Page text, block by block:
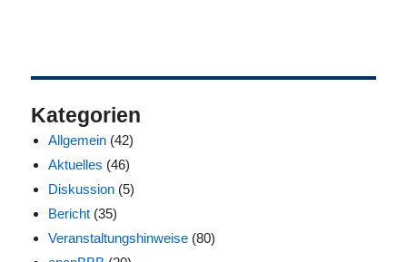
Kategorien
Allgemein (42)
Aktuelles (46)
Diskussion (5)
Bericht (35)
Veranstaltungshinweise (80)